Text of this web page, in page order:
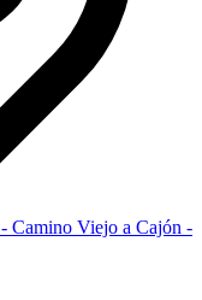
Camino Viejo a Cajón -